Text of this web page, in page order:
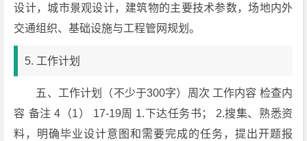
设计，城市景观设计，建筑物的主要技术参数，场地内外
交通组织、基础设施与工程管网规划。
5. 工作计划
五、工作计划（不少于300字）周次 工作内容 检查内
容 备注 4（1） 17-19周 1.下达任务书； 2.搜集、熟悉资
料，明确毕业设计意图和需要完成的任务，提出开题报